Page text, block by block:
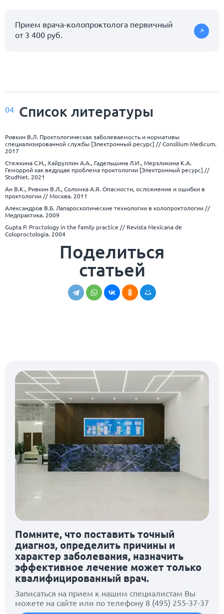
Прием врача-колопроктолога первичный
от 3 400 руб.
04 Список литературы
Ривкин В.Л. Проктологическая заболеваемость и нормативы
специализированной службы [Электронный ресурс] // Consilium Medicum.
2017
Стяжкина С.Н., Хайруллин А.А., Гадельшина Л.И., Мерзликина К.А.
Геморрой как ведущая проблема проктологии [Электронный ресурс] //
StudNet. 2021
Ан В.К., Ривкин В.Л., Соломка А.Я. Опасности, осложнения и ошибки в
проктологии // Москва. 2011
Александров В.Б. Лапароскопические технологии в колопроктологии //
Медпрактика. 2009
Gupta P. Proctology in the family practice // Revista Mexicana de
Coloproctologia. 2004
Поделиться
статьей
Помните, что поставить точный
диагноз, определить причины и
характер заболевания, назначить
эффективное лечение может только
квалифицированный врач.
Записаться на прием к нашим специалистам Вы
можете на сайте или по телефону 8 (495) 255-37-37